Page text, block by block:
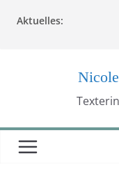
Inhalt
Aktuelles: